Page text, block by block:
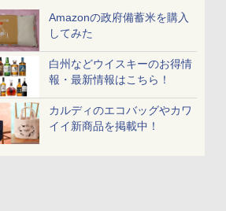
Amazonの政府備蓄米を購入
してみた
白州などウイスキーのお得情
報・最新情報はこちら！
カルディのエコバッグやカワ
イイ新商品を掲載中！